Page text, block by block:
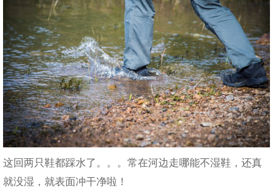
这回两只鞋都踩水了。。。常在河边走哪能不湿鞋，还真
就没湿，就表面冲干净啦！